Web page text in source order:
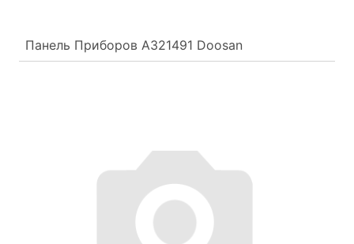
Панель Приборов A321491 Doosan